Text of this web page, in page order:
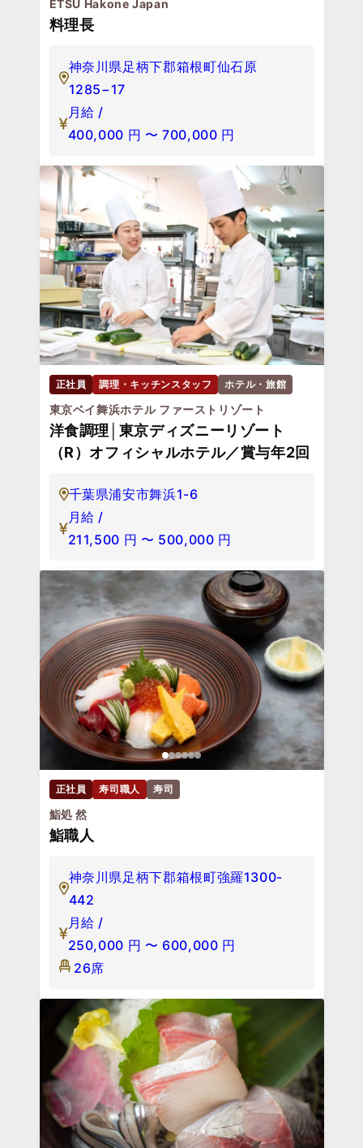
ETSU Hakone Japan
料理長
神奈川県足柄下郡箱根町仙石原
1285−17
月給 /
400,000 円 〜 700,000 円
正社員 調理・キッチンスタッフ ホテル・旅館
東京ベイ舞浜ホテル ファーストリゾート
洋食調理│東京ディズニーリゾート
（R）オフィシャルホテル／賞与年2回
千葉県浦安市舞浜1-6
月給 /
211,500 円 〜 500,000 円
正社員 寿司職人 寿司
鮨処 然
鮨職人
神奈川県足柄下郡箱根町強羅1300-
442
月給 /
250,000 円 〜 600,000 円
26席